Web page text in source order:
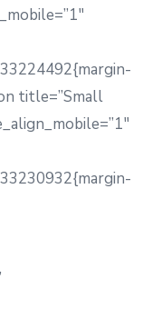
title=”Small